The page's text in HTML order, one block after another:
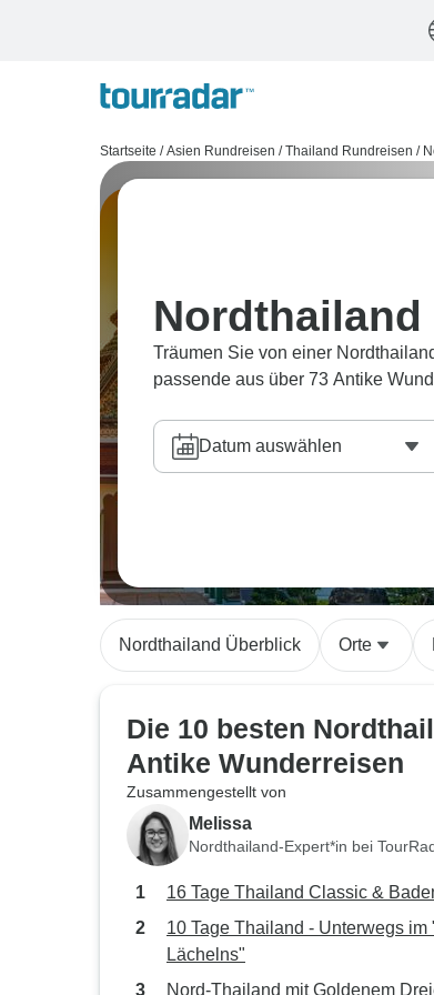
Startseite / Asien Rundreisen / Thailand Rundreisen /
Träumen Sie von einer
passende aus über 73 Antike
Datum auswählen
Nordthailand Überblick Orte
Die 10 besten
Antike Wunderreisen
Zusammengestellt von
Melissa
Nordthailand-Expert*in bei
16 Tage Thailand Classic &
10 Tage Thailand - Unterwegs im
Lächelns"
Nord-Thailand mit Goldenem